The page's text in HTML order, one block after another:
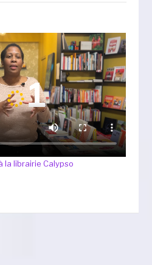
la librairie Calypso